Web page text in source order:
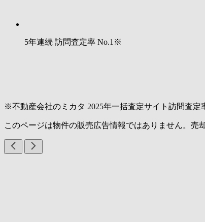
5年連続 訪問査定率 No.1 ※
※不動産会社のミカタ 2025年一括査定サイト訪問査定
このページは物件の販売広告情報ではありません。売